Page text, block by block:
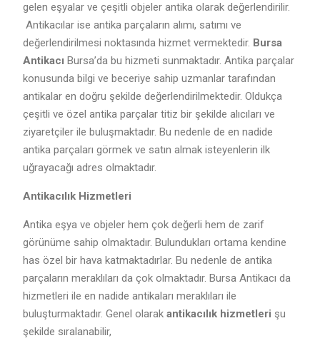
gelen eşyalar ve çeşitli objeler antika olarak değerlendirilir.
Antikacılar ise antika parçaların alımı, satımı ve
değerlendirilmesi noktasında hizmet vermektedir. Bursa
Antikacı Bursa’da bu hizmeti sunmaktadır. Antika parçalar
konusunda bilgi ve beceriye sahip uzmanlar tarafından
antikalar en doğru şekilde değerlendirilmektedir. Oldukça
çeşitli ve özel antika parçalar titiz bir şekilde alıcıları ve
ziyaretçiler ile buluşmaktadır. Bu nedenle de en nadide
antika parçaları görmek ve satın almak isteyenlerin ilk
uğrayacağı adres olmaktadır.
Antikacılık Hizmetleri
Antika eşya ve objeler hem çok değerli hem de zarif
görünüme sahip olmaktadır. Bulundukları ortama kendine
has özel bir hava katmaktadırlar. Bu nedenle de antika
parçaların meraklıları da çok olmaktadır. Bursa Antikacı da
hizmetleri ile en nadide antikaları meraklıları ile
buluşturmaktadır. Genel olarak antikacılık hizmetleri şu
şekilde sıralanabilir,